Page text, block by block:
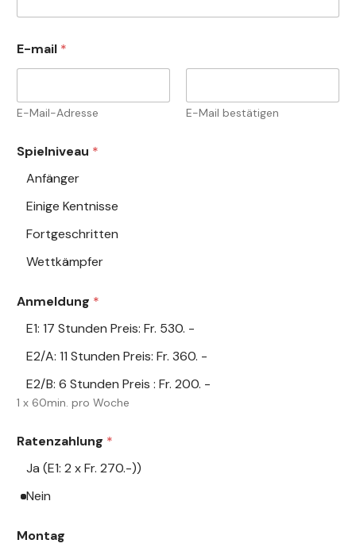
E-mail *
E-Mail-Adresse E-Mail bestätigen
Spielniveau *
Anfänger
Einige Kentnisse
Fortgeschritten
Wettkämpfer
Anmeldung *
E1: 17 Stunden Preis: Fr. 530. -
E2/A: 11 Stunden Preis: Fr. 360. -
E2/B: 6 Stunden Preis : Fr. 200. -
1 x 60min. pro Woche
Ratenzahlung *
Ja (E1: 2 x Fr. 270.-))
Nein
Montag